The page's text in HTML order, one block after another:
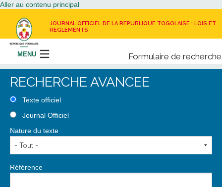
Aller au contenu principal
JOURNAL OFFICIEL DE LA REPUBLIQUE TOGOLAISE : LOIS ET
REGLEMENTS
Formulaire de recherche
Rechercher
MENU
LE JOURNAL OFFICIEL
RECEVOIR LE JOURNAL OFFICIEL
NOUS CONTACTER
RECHERCHE AVANCEE
Texte officiel
Journal Officiel
Nature du texte
Référence